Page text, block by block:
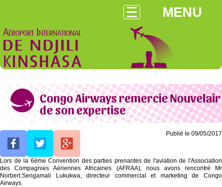
MENU
Congo Airways remercie Nouvelair
de son expertise
Publié le 09/05/2017
Lors de la 6ème Convention des parties prenantes de l'aviation de l'Association
des Compagnies Aériennes Africaines (AFRAA), nous avons rencontré Mr
Norbert.Sengamali Lukukwa, directeur commercial et marketing de Congo
Airways.